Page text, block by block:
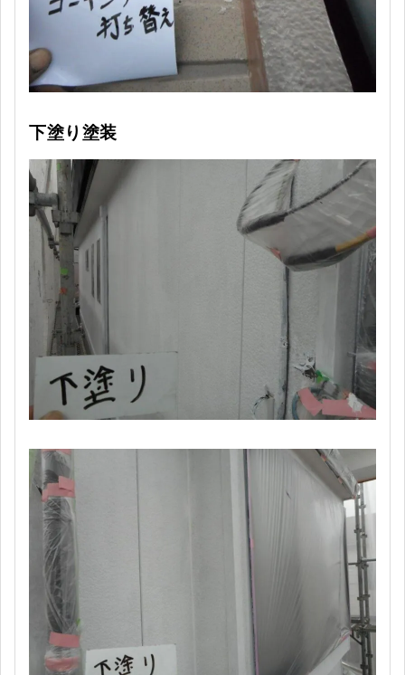
下塗り塗装